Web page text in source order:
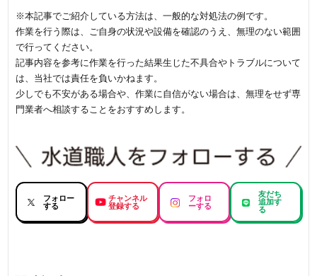
※本記事でご紹介している方法は、一般的な対処法の例です。
作業を行う際は、ご自身の状況や設備を確認のうえ、無理のない範囲
で行ってください。
記事内容を参考に作業を行った結果生じた不具合やトラブルについて
は、当社では責任を負いかねます。
少しでも不安がある場合や、作業に自信がない場合は、無理をせず専
門業者へ相談することをおすすめします。
フォロー
する
チャンネル
登録する
フォロ
ーする
友だち
追加す
る